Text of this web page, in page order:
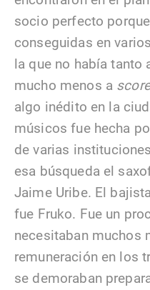
socio perfecto
conseguidas en
la que no había tanto
mucho menos a
algo inédito en la
músicos fue hecha
de varias
esa búsqueda el
Jaime Uribe. El
fue Fruko. Fue un
necesitaban muchos
remuneración en los
se demoraban